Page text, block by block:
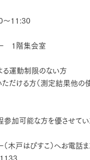
～11:30
1階集会室
る運動制限のない方
だける方（測定結果他の
加可能な方を優させてい
木戸はぴすこ）へお電話ま